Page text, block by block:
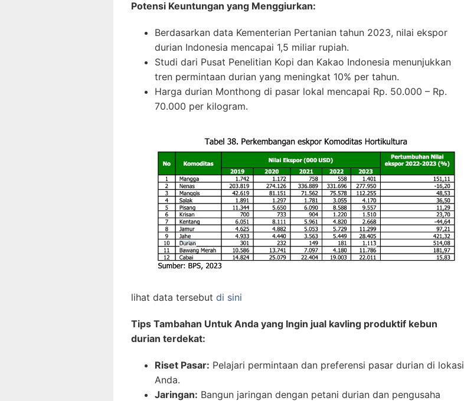
Potensi Keuntungan yang Menggiurkan:
Berdasarkan data Kementerian Pertanian tahun 2023, nilai ekspor
durian Indonesia mencapai 1,5 miliar rupiah.
Studi dari Pusat Penelitian Kopi dan Kakao Indonesia menunjukkan
tren permintaan durian yang meningkat 10% per tahun.
Harga durian Monthong di pasar lokal mencapai Rp. 50.000 – Rp.
70.000 per kilogram.
lihat data tersebut di sini
Tips Tambahan Untuk Anda yang Ingin jual kavling produktif kebun
durian terdekat:
Riset Pasar: Pelajari permintaan dan preferensi pasar durian di lokasi
Anda.
Jaringan: Bangun jaringan dengan petani durian dan pengusaha